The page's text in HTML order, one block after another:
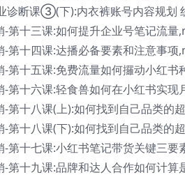
诊断课③(下):内衣裤账号内容规划
第十三课:如何提升企业号笔记流量
第十四课:达播必备要素和注意事项
第十五课:免费流量如何攞动小红
第十六课:轻食兽如何在小红书实现
第十八课(上):如何找到自己品类的
第十八课(下):如何找到自己品类的
第十七课:小红书笔记带货关键三要
第十九课:品牌和达人合作如何计